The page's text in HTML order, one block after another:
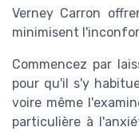
Verney Carron
minimisent
Commencez par
pour qu'il s'y
voire même
particulière à